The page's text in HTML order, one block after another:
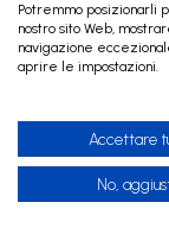
Potremmo posizionarli
nostro sito Web,
navigazione
aprire le impostazioni.
Accettare
No,